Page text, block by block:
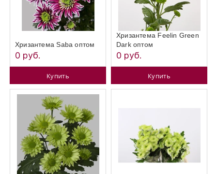
Хризантема Saba оптом
0 руб.
Купить
Хризантема Feelin Green
Dark оптом
0 руб.
Купить